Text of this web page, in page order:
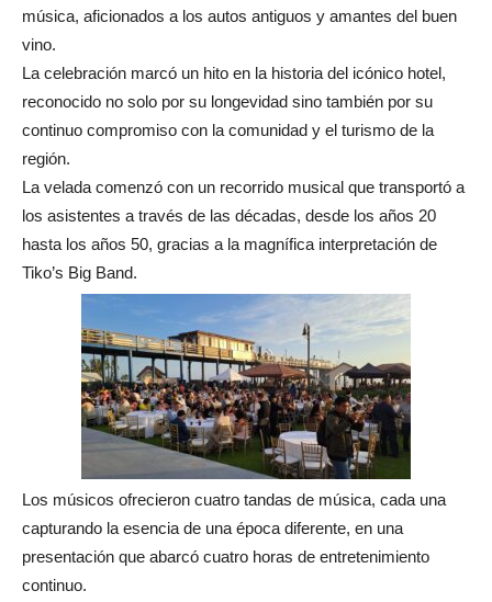
música, aficionados a los autos antiguos y amantes del buen
vino.
La celebración marcó un hito en la historia del icónico hotel,
reconocido no solo por su longevidad sino también por su
continuo compromiso con la comunidad y el turismo de la
región.
La velada comenzó con un recorrido musical que transportó a
los asistentes a través de las décadas, desde los años 20
hasta los años 50, gracias a la magnífica interpretación de
Tiko’s Big Band.
Los músicos ofrecieron cuatro tandas de música, cada una
capturando la esencia de una época diferente, en una
presentación que abarcó cuatro horas de entretenimiento
continuo.